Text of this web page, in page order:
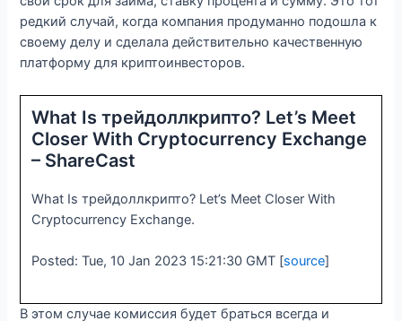
редкий случай, когда компания продуманно подошла к
своему делу и сделала действительно качественную
платформу для криптоинвесторов.
What Is трейдоллкрипто? Let’s Meet
Closer With Cryptocurrency Exchange
– ShareCast
What Is трейдоллкрипто? Let’s Meet Closer With
Cryptocurrency Exchange.
Posted: Tue, 10 Jan 2023 15:21:30 GMT [source]
В этом случае комиссия будет браться всегда и